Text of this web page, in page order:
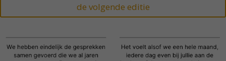
de volgende editie